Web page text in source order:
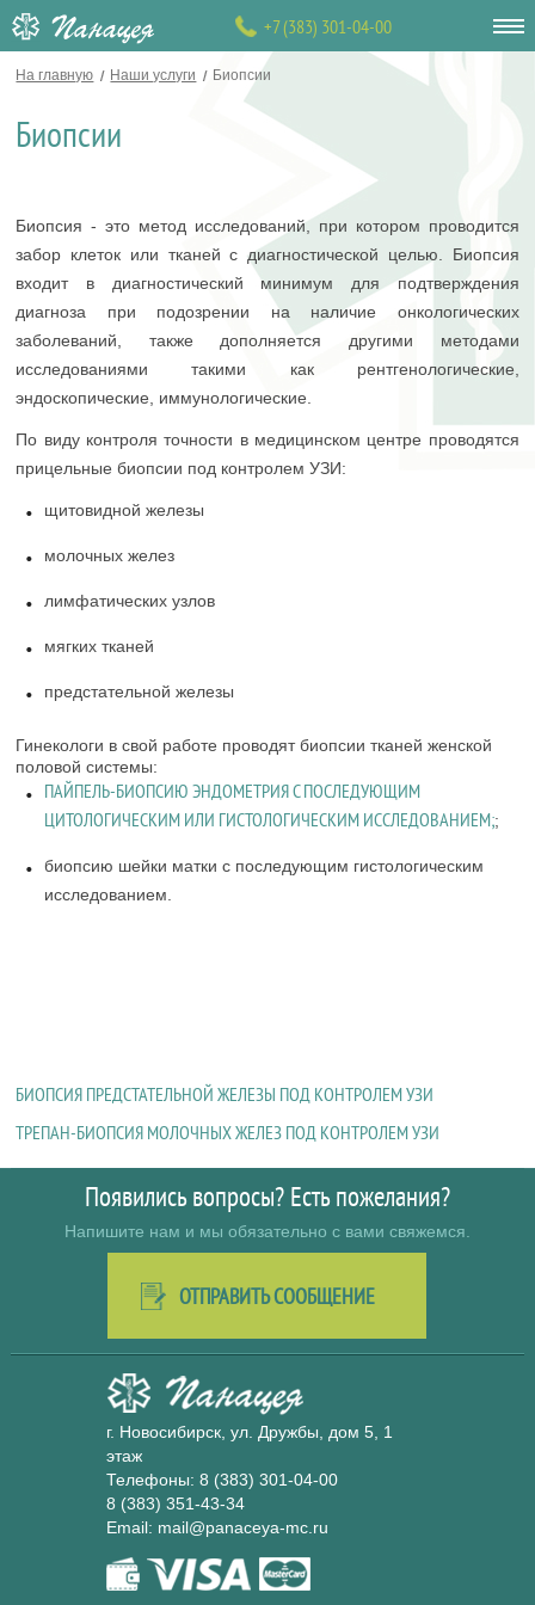
+7 (383) 301-04-00
На главную Наши услуги Биопсии
Биопсии
Биопсия - это метод исследований, при котором проводится
забор клеток или тканей с диагностической целью. Биопсия
входит в диагностический минимум для подтверждения
диагноза при подозрении на наличие онкологических
заболеваний, также дополняется другими методами
исследованиями такими как рентгенологические,
эндоскопические, иммунологические.
По виду контроля точности в медицинском центре проводятся
прицельные биопсии под контролем УЗИ:
щитовидной железы
молочных желез
лимфатических узлов
мягких тканей
предстательной железы
Гинекологи в свой работе проводят биопсии тканей женской
половой системы:
ПАЙПЕЛЬ-БИОПСИЮ ЭНДОМЕТРИЯ С ПОСЛЕДУЮЩИМ
ЦИТОЛОГИЧЕСКИМ ИЛИ ГИСТОЛОГИЧЕСКИМ ИССЛЕДОВАНИЕМ;;
биопсию шейки матки с последующим гистологическим
исследованием.
БИОПСИЯ ПРЕДСТАТЕЛЬНОЙ ЖЕЛЕЗЫ ПОД КОНТРОЛЕМ УЗИ
ТРЕПАН-БИОПСИЯ МОЛОЧНЫХ ЖЕЛЕЗ ПОД КОНТРОЛЕМ УЗИ
Появились вопросы? Есть пожелания?
Напишите нам и мы обязательно с вами свяжемся.
ОТПРАВИТЬ СООБЩЕНИЕ
г. Новосибирск, ул. Дружбы, дом 5, 1
этаж
Телефоны: 8 (383) 301-04-00
8 (383) 351-43-34
Email: mail@panaceya-mc.ru